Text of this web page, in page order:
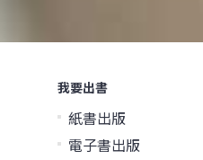
我要出書
紙書出版
電子書出版